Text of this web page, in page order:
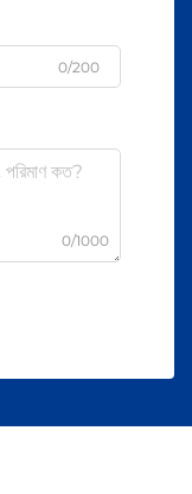
0/200
0/1000